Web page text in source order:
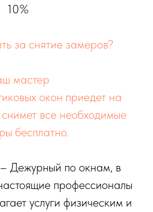
10%
за снятие замеров?
мастер
окон приедет на
все необходимые
бесплатно.
Дежурный по окнам, в
профессионалы
услуги физическим и